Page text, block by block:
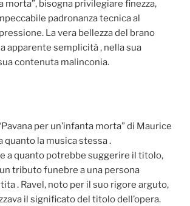
morta”, bisogna privilegiare finezza,
padronanza tecnica al
La vera bellezza del brano
apparente semplicità , nella sua
contenuta malinconia.
per un’infanta morta” di Maurice
quanto la musica stessa .
a quanto potrebbe suggerire il titolo,
tributo funebre a una persona
. Ravel, noto per il suo rigore arguto,
il significato del titolo dell’opera.